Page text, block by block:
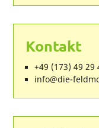
Kontakt
+49 (173) 49 29